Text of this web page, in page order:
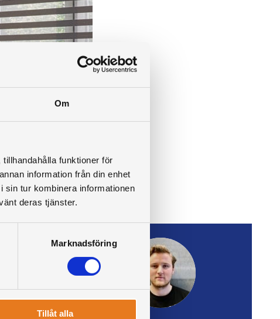
Om
funktioner för
information från din enhet
sin tur kombinera informationen
deras tjänster.
Marknadsföring
Tillåt alla